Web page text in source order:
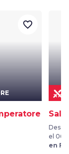
favorite_border
el 06
en